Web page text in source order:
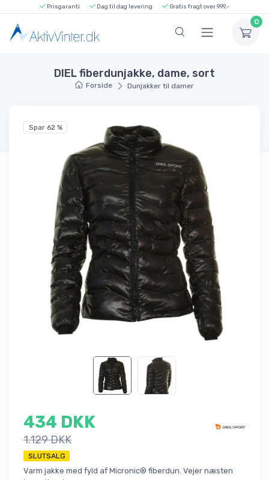
Prisgaranti Dag til dag levering Gratis fragt over 999,-
0
DIEL fiberdunjakke, dame, sort
Forside Dunjakker til damer
Spar 62 %
434 DKK
1.129 DKK
SLUTSALG
Varm jakke med fyld af Micronic® fiberdun. Vejer næsten